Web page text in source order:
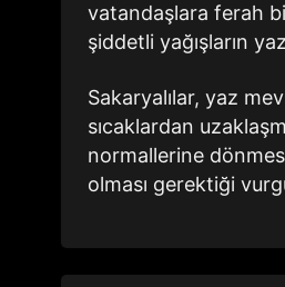
vatandaşlara ferah
şiddetli yağışların
Sakaryalılar, yaz
sıcaklardan
normallerine
olması gerektiği